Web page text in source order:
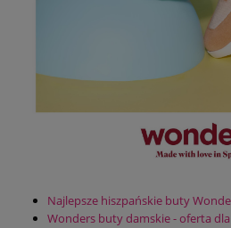
Najlepsze hiszpańskie buty
Wonders buty damskie - oferta